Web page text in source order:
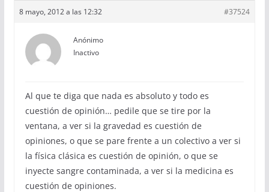
8 mayo, 2012 a las 12:32 #37524
Anónimo
Inactivo
Al que te diga que nada es absoluto y todo es
cuestión de opinión… pedile que se tire por la
ventana, a ver si la gravedad es cuestión de
opiniones, o que se pare frente a un colectivo a ver si
la física clásica es cuestión de opinión, o que se
inyecte sangre contaminada, a ver si la medicina es
cuestión de opiniones.